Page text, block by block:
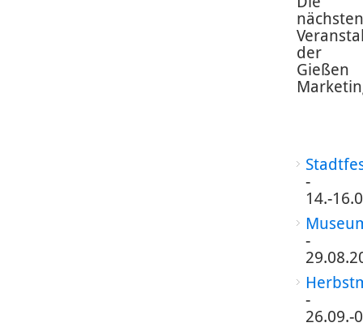
nächsten
der
Gießen
-
14.-
-
-
26.09.-